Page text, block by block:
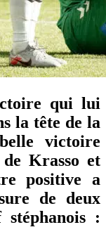
qui lui
la tête de la
victoire
Krasso et
positive a
de deux
: